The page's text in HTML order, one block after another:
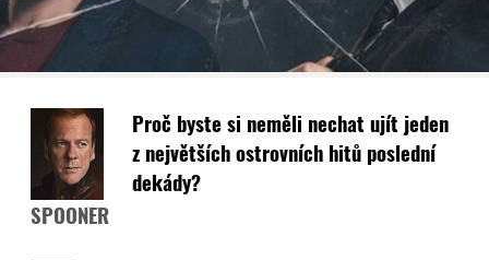
SPOONER
Proč byste si neměli nechat ujít jeden
z největších ostrovních hitů poslední
dekády?